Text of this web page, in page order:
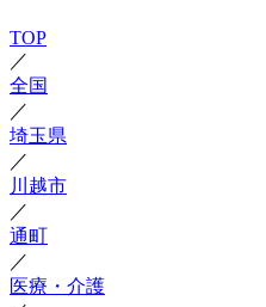
TOP
／
全国
／
埼玉県
／
川越市
／
通町
／
医療・介護